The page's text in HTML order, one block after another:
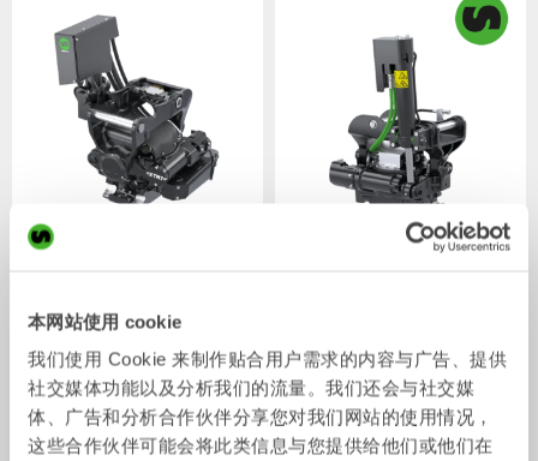
本网站使用 cookie
我们使用 Cookie 来制作贴合用户需求的内容与广告、提供
社交媒体功能以及分析我们的流量。我们还会与社交媒
体、广告和分析合作伙伴分享您对我们网站的使用情况，
这些合作伙伴可能会将此类信息与您提供给他们或他们在
XTR7